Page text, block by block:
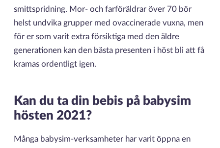
smittspridning. Mor- och farföräldrar över 70 bör
helst undvika grupper med ovaccinerade vuxna, men
för er som varit extra försiktiga med den äldre
generationen kan den bästa presenten i höst bli att få
kramas ordentligt igen.
Kan du ta din bebis på babysim
hösten 2021?
Många babysim-verksamheter har varit öppna en